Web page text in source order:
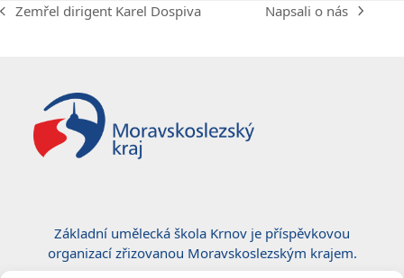
previous
Zemřel dirigent Karel Dospiva
next
Napsali o nás
Základní umělecká škola Krnov je příspěvkovou
organizací zřizovanou Moravskoslezským krajem.